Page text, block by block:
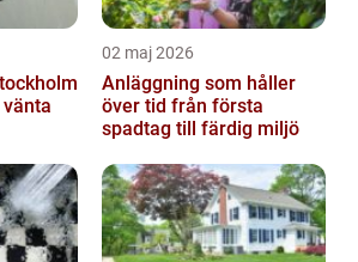
02 maj 2026
Anläggning som håller
över tid från första
spadtag till färdig miljö